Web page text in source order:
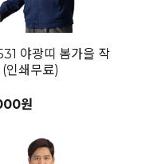
야광띠 봄가을 작
인쇄무료)
원